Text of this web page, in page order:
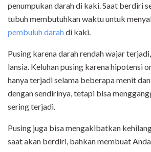
penumpukan darah di kaki. Saat berdiri
tubuh membutuhkan waktu untuk
pembuluh darahdi kaki.
Pusing karena darah rendah wajar
lansia. Keluhan pusing karena hipotensi
hanya terjadi selama beberapa menit
dengan sendirinya, tetapi bisa
sering terjadi.
Pusing juga bisa mengakibatkan
saat akan berdiri, bahkan membuat